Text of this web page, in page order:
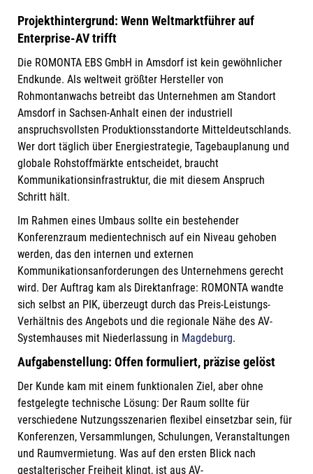
Projekthintergrund: Wenn Weltmarktführer auf
Enterprise-AV trifft
Die ROMONTA EBS GmbH in Amsdorf ist kein gewöhnlicher
Endkunde. Als weltweit größter Hersteller von
Rohmontanwachs betreibt das Unternehmen am Standort
Amsdorf in Sachsen-Anhalt einen der industriell
anspruchsvollsten Produktionsstandorte Mitteldeutschlands.
Wer dort täglich über Energiestrategie, Tagebauplanung und
globale Rohstoffmärkte entscheidet, braucht
Kommunikationsinfrastruktur, die mit diesem Anspruch
Schritt hält.
Im Rahmen eines Umbaus sollte ein bestehender
Konferenzraum medientechnisch auf ein Niveau gehoben
werden, das den internen und externen
Kommunikationsanforderungen des Unternehmens gerecht
wird. Der Auftrag kam als Direktanfrage: ROMONTA wandte
sich selbst an PIK, überzeugt durch das Preis-Leistungs-
Verhältnis des Angebots und die regionale Nähe des AV-
Systemhauses mit Niederlassung in Magdeburg.
Aufgabenstellung: Offen formuliert, präzise gelöst
Der Kunde kam mit einem funktionalen Ziel, aber ohne
festgelegte technische Lösung: Der Raum sollte für
verschiedene Nutzungsszenarien flexibel einsetzbar sein, für
Konferenzen, Versammlungen, Schulungen, Veranstaltungen
und Raumvermietung. Was auf den ersten Blick nach
gestalterischer Freiheit klingt, ist aus AV-